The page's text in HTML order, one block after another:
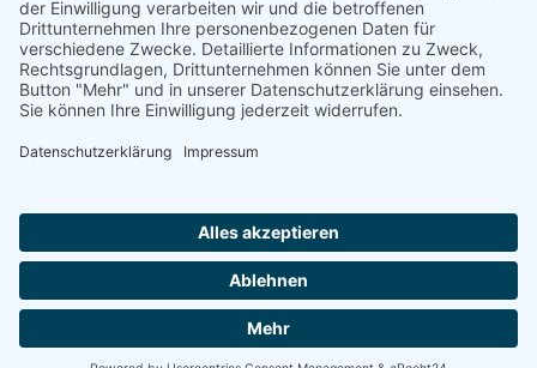
Dorfchronik und Wohnstättenverzeichnis - OSB Online -
Klaus Euhausen
2. Auflage, Juni 2007
Zugang einrichten